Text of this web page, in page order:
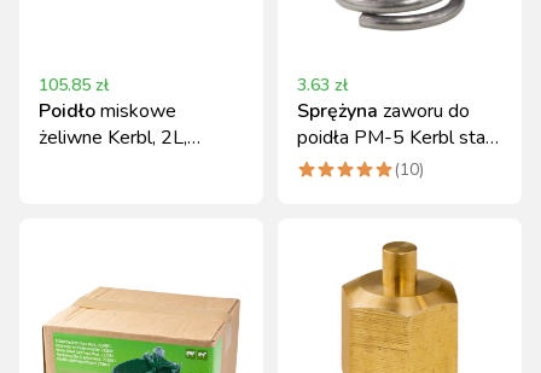
105.85 zł
Poidłomiskowe
żeliwne Kerbl, 2L,
3.63 zł
Sprężyna zaworu do
poidła PM-5 Kerbl stal
nierdzewna(10)